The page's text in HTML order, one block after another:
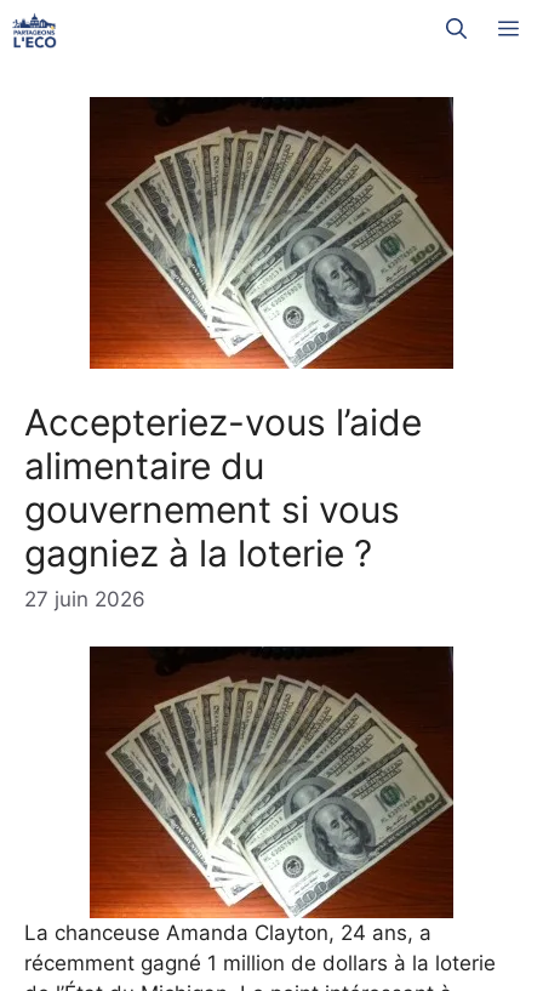
Aller
au
Accepteriez-vous l’aide
alimentaire du
gouvernement si vous
gagniez à la loterie ?
27 juin 2026
La chanceuse Amanda Clayton, 24 ans, a
récemment gagné 1 million de dollars à la loterie